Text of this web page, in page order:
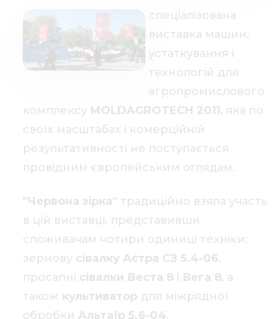
спеціалізована
виставка машин,
устаткування і
технологій для
агропромислового
комплексу MOLDAGROTECH 2011, яка по
своїх масштабах і комерційній
результативності не поступається
провідним європейським оглядам.
"Червона зірка" традиційно взяла участь
в цій виставці, представивши
споживачам чотири одиниці техніки:
зернову сівалку Астра СЗ 5.4-06,
просапні сівалки Веста 8 і Вега 8, а
також культиватор для міжрядної
обробки Альтаїр 5.6-04.